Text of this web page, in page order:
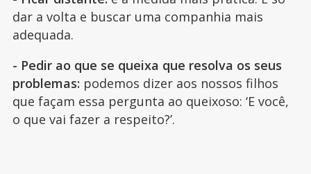
dar a volta e buscar uma companhia mais
adequada.
- Pedir ao que se queixa que resolva os seus
problemas: podemos dizer aos nossos filhos
que façam essa pergunta ao queixoso: ‘E você,
o que vai fazer a respeito?’.